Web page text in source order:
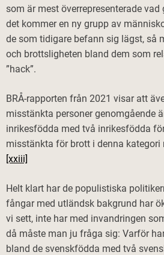
som är mest överrepresenterade
det kommer en ny grupp av
de som tidigare befann sig lägst, så
och brottsligheten bland dem som
”hack”.
BRÅ-rapporten från 2021 visar att
misstänkta personer genomgående
inrikesfödda med två inrikesfödda
misstänkta för brott i denna kategori
[xxiii]
Helt klart har de populistiska
fångar med utländsk bakgrund har
vi sett, inte har med invandringen
då måste man ju fråga sig: Varför
bland de svenskfödda med två